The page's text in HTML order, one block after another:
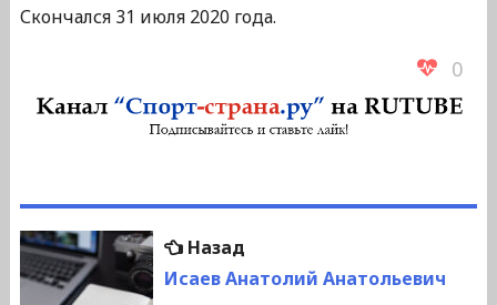
Скончался 31 июля 2020 года.
0
Навигация
по
НазадПредыдущая
запись:
Исаев Анатолий Анатольевич